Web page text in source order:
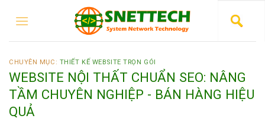
CHUYÊN MỤC: THIẾT KẾ WEBSITE TRỌN GÓI
WEBSITE NỘI THẤT CHUẨN SEO: NÂNG
TẦM CHUYÊN NGHIỆP - BÁN HÀNG HIỆU
QUẢ